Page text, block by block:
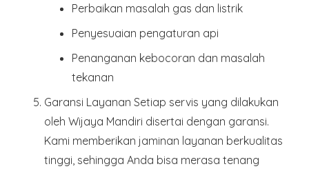
Perbaikan masalah gas dan listrik
Penyesuaian pengaturan api
Penanganan kebocoran dan masalah
tekanan
Garansi Layanan Setiap servis yang dilakukan
oleh Wijaya Mandiri disertai dengan garansi.
Kami memberikan jaminan layanan berkualitas
tinggi, sehingga Anda bisa merasa tenang